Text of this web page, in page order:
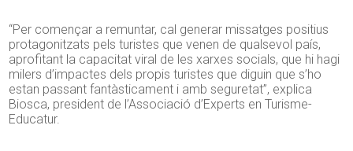
“Per començar a remuntar, cal generar missatges positius
protagonitzats pels turistes que venen de qualsevol país,
aprofitant la capacitat viral de les xarxes socials, que hi hagi
milers d’impactes dels propis turistes que diguin que s’ho
estan passant fantàsticament i amb seguretat”, explica
Biosca, president de l’Associació d’Experts en Turisme-
Educatur.